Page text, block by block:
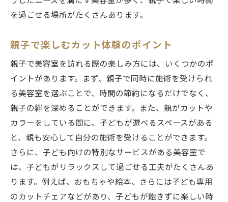
特別な椅子がある美容室の楽しみ方
練馬区でユニークな体験ができる美容室
子どものために工夫された美容室の特徴
親子で楽しめる美容室のリラックスポイン
ト
笑顔で迎える初めての美容室体験東京都練馬区
のキッズカット
初めてのカットで笑顔を引き出す工夫
練馬区で初めての美容室体験を安心に
初めてのカットでも安心できるサロン選び
親子で迎える初めてのカットの準備
を過ごせる場所がたくさんあります。
親子で楽しむカット体験のポイント
親子で美容室を訪れる際の楽しみ方には、いくつかのポ
イントがあります。まず、親子で同時に施術を受けられ
る美容室を選ぶことで、時間の節約になるだけでなく、
親子の絆を深めることができます。また、親がカットや
カラーをしている間に、子どもが遊べるスペースがある
と、親も安心して自分の施術を受けることができます。
さらに、子ども向けの特別なサービスがある美容室で
は、子どもがリラックスして過ごせる工夫がたくさんあ
ります。例えば、おもちゃや絵本、さらには子ども専用
のカットチェアなどがあり、子どもが飽きずに楽しい時